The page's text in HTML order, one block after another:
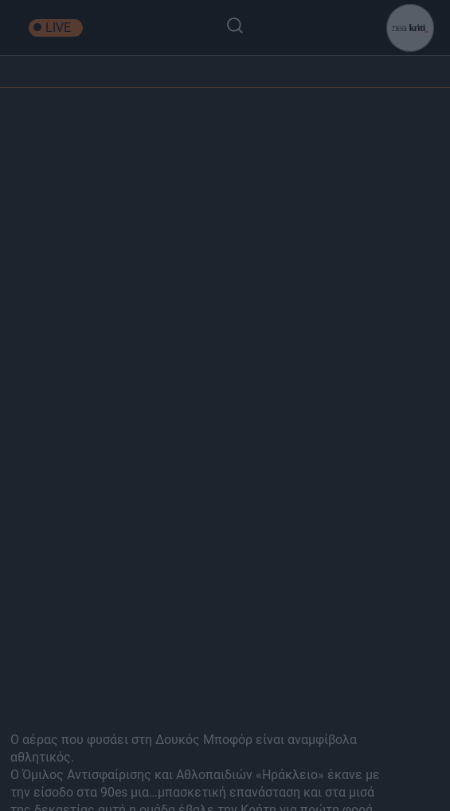
LIVE
Ο αέρας που φυσάει στη Δουκός Μποφόρ είναι αναμφίβολα
αθλητικός.
Ο Όμιλος Αντισφαίρισης και Αθλοπαιδιών «Ηράκλειο» έκανε με
την είσοδο στα 90es μια…μπασκετική επανάσταση και στα μισά